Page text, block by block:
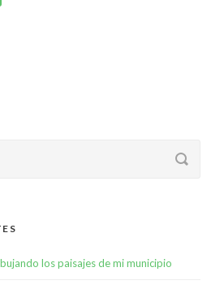
los paisajes de mi municipio